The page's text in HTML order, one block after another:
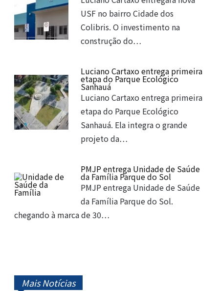
USF no bairro Cidade dos
Colibris. O investimento na
construção do…
Luciano Cartaxo entrega primeira
etapa do Parque Ecológico
Sanhauá
Luciano Cartaxo entrega primeira
etapa do Parque Ecológico
Sanhauá. Ela integra o grande
projeto da…
PMJP entrega Unidade de Saúde
da Família Parque do Sol
PMJP entrega Unidade de Saúde
da Família Parque do Sol.
chegando à marca de 30…
Mais Notícias